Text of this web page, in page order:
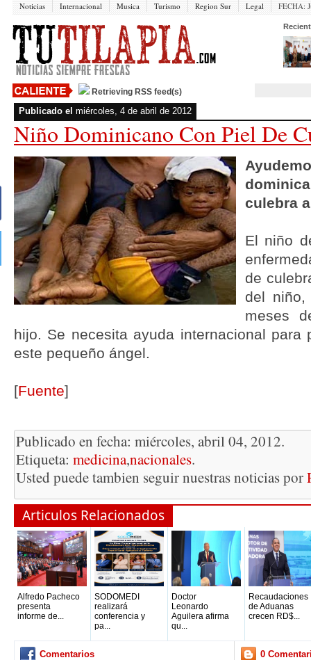
Noticias Internacional Musica Turismo Region Sur Legal FECHA:
Retrieving RSS feed(s)
Publicado el miércoles, 4 de abril de 2012
Niño Dominicano Con Piel De
culebra
El niño
de
del
meses
hijo. Se necesita ayuda internacional para
este pequeño ángel.
[Fuente]
Publicado en fecha: miércoles, abril 04, 2012.
Etiqueta: medicina,nacionales.
Usted puede tambien seguir nuestras noticias por
Articulos Relacionados
Alfredo Pacheco
presenta
informe de...
SODOMEDI
realizará
conferencia y
pa...
Doctor
Leonardo
Aguilera afirma
qu...
Recaudaciones
de Aduanas
crecen RD$...
Comentarios 0